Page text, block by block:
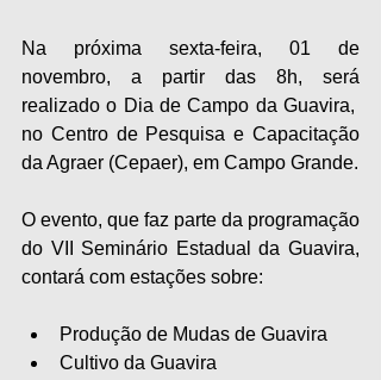
Na próxima sexta-feira, 01 de
novembro, a partir das 8h, será
realizado o Dia de Campo da Guavira,
no Centro de Pesquisa e Capacitação
da Agraer (Cepaer), em Campo Grande.
O evento, que faz parte da programação
do VII Seminário Estadual da Guavira,
contará com estações sobre:
Produção de Mudas de Guavira
Cultivo da Guavira